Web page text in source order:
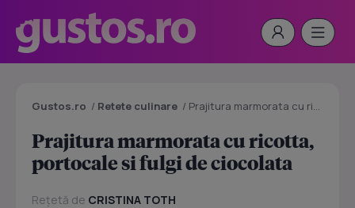
Gustos.ro / Retete culinare / Prajitura marmorata cu ricotta, portocale si fulgi de ciocolata
Prajitura marmorata cu ricotta,
portocale si fulgi de ciocolata
Rețetă de CRISTINA TOTH